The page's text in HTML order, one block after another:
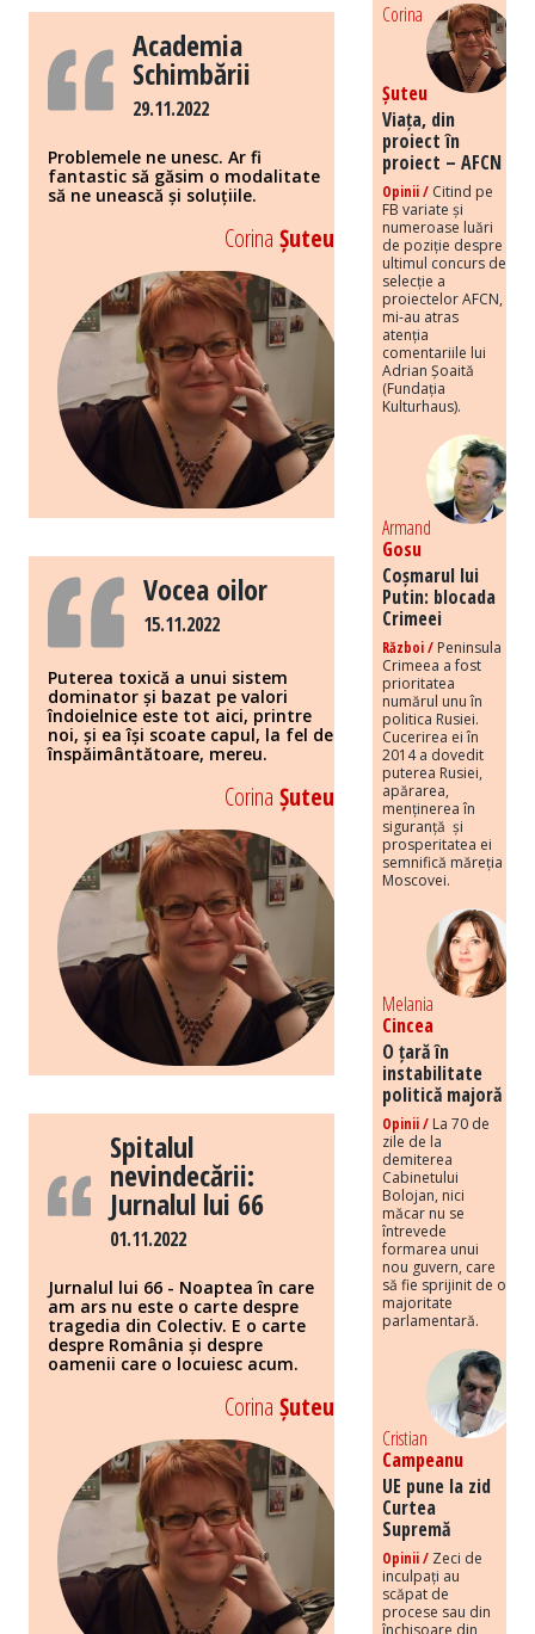
Academia
Schimbării
29.11.2022
Problemele ne unesc. Ar fi
fantastic să găsim o modalitate
să ne unească și soluțiile.
Corina Șuteu
Vocea oilor
15.11.2022
Puterea toxică a unui sistem
dominator și bazat pe valori
îndoielnice este tot aici, printre
noi, și ea își scoate capul, la fel de
înspăimântătoare, mereu.
Corina Șuteu
Spitalul
nevindecării:
Jurnalul lui 66
01.11.2022
Jurnalul lui 66 - Noaptea în care
am ars nu este o carte despre
tragedia din Colectiv. E o carte
despre România și despre
oamenii care o locuiesc acum.
Corina Șuteu
Corina
Șuteu
Viața, din
proiect în
proiect – AFCN
Opinii / Citind pe
FB variate și
numeroase luări
de poziție despre
ultimul concurs de
selecție a
proiectelor AFCN,
mi-au atras
atenția
comentariile lui
Adrian Șoaită
(Fundația
Kulturhaus).
Armand
Gosu
Coșmarul lui
Putin: blocada
Crimeei
Război / Peninsula
Crimeea a fost
prioritatea
numărul unu în
politica Rusiei.
Cucerirea ei în
2014 a dovedit
puterea Rusiei,
apărarea,
menținerea în
siguranță și
prosperitatea ei
semnifică măreția
Moscovei.
Melania
Cincea
O țară în
instabilitate
politică majoră
Opinii / La 70 de
zile de la
demiterea
Cabinetului
Bolojan, nici
măcar nu se
întrevede
formarea unui
nou guvern, care
să fie sprijinit de o
majoritate
parlamentară.
Cristian
Campeanu
UE pune la zid
Curtea
Supremă
Opinii / Zeci de
inculpați au
scăpat de
procese sau din
închisoare din